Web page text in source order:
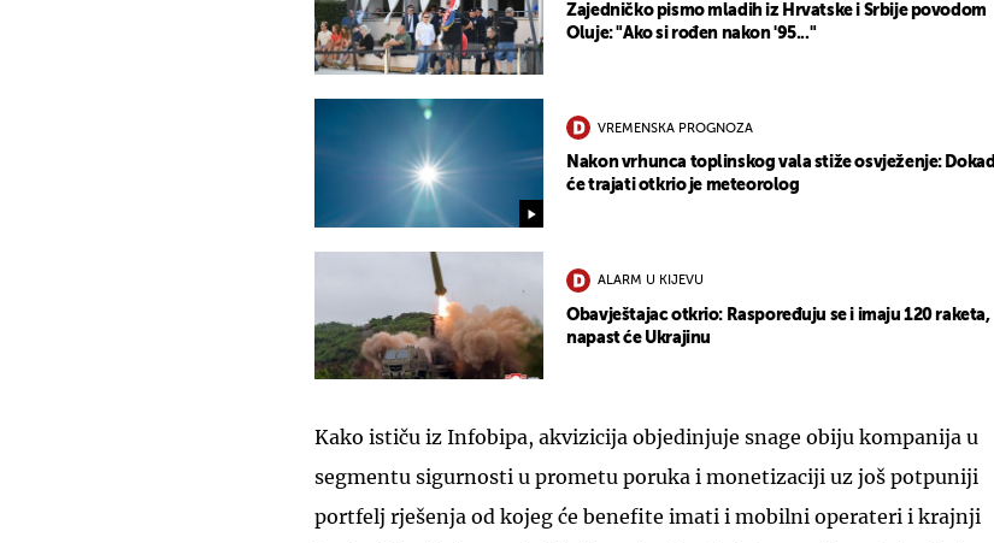
Zajedničko pismo mladih iz Hrvatske i Srbije povodom
Oluje: "Ako si rođen nakon '95..."
VREMENSKA PROGNOZA
Nakon vrhunca toplinskog vala stiže osvježenje: Dokad
će trajati otkrio je meteorolog
ALARM U KIJEVU
Obavještajac otkrio: Raspoređuju se i imaju 120 raketa,
napast će Ukrajinu
Kako ističu iz Infobipa, akvizicija objedinjuje snage obiju kompanija u
segmentu sigurnosti u prometu poruka i monetizaciji uz još potpuniji
portfelj rješenja od kojeg će benefite imati i mobilni operateri i krajnji